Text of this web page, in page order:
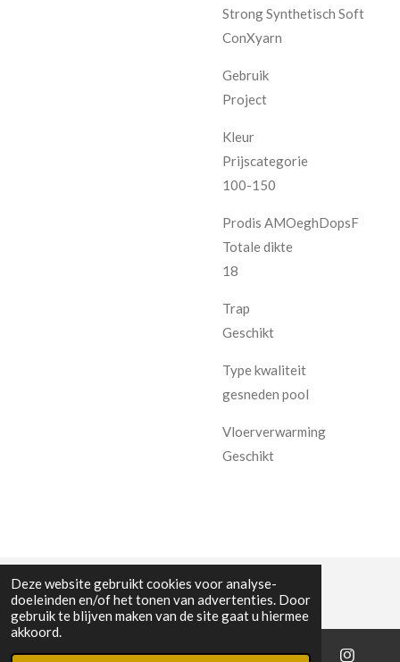
Deze website gebruikt cookies voor analyse-
doeleinden en/of het tonen van advertenties. Door
gebruik te blijven maken van de site gaat u hiermee
akkoord.
Strong Synthetisch Soft
ConXyarn
Gebruik
Project
Kleur
Prijscategorie
100-150
Prodis AMOeghDopsF
Totale dikte
18
Trap
Geschikt
Type kwaliteit
gesneden pool
Vloerverwarming
Geschikt